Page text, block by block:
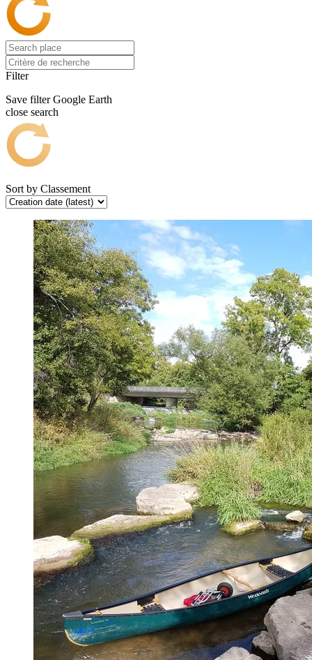
Filter
Save filter Google Earth
close search
Sort by Classement